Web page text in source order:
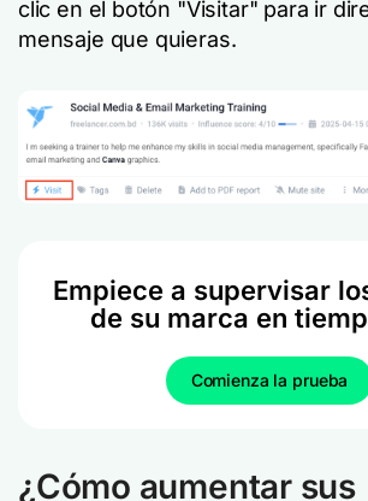
clic en el botón "Visitar" para ir
mensaje que quieras.
Empiece a supervisar
de su marca en
Comienza la prueba
¿Cómo aumentar sus